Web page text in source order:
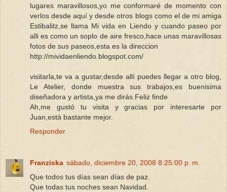
lugares maravillosos,yo me conformaré de momento con
verlos desde aquí y desde otros blogs como el de mi amiga
Estibalitz,se llama Mi vida en Liendo y cuando paseo por
alli es como un soplo de aire fresco,hace unas maravillosas
fotos de sus paseos,esta es la direccion
http://mividaenliendo.blogspot.com/
visitarla,te va a gustar,desde allí puedes llegar a otro blog,
Le Atelier, donde muestra sus trabajos,es buenisima
diseñadora y artista,ya me dirás.Feliz finde
Ah,me gustó tu visita y gracias por interesarte por
Juan,está bastante mejor.
Responder
Franziska sábado, diciembre 20, 2008 8:25:00 p. m.
Que todos tus días sean días de paz.
Que todas tus noches sean Navidad.